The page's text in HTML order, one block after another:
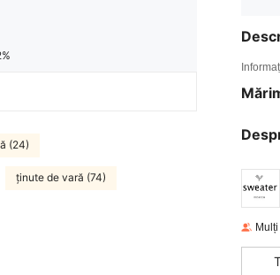
(24)
ținute de vară (74)